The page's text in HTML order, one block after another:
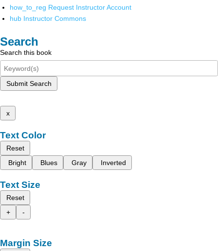
how_to_reg Request Instructor Account
hub Instructor Commons
Search
Search this book
Submit Search
x
Text Color
Reset
Bright
Blues Gray Inverted
Text Size
Reset
+
-
Margin Size